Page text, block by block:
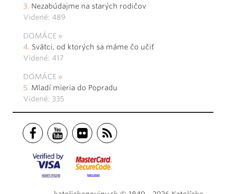
Nezabúdajme na starých rodičov
Videné: 489
DOMÁCE
Svätci, od ktorých sa máme čo učiť
Videné: 417
DOMÁCE
Mladí mieria do Popradu
Videné: 335